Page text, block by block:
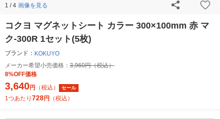
1 / 4 画像を見る
コクヨ マグネットシート カラー 300×100mm 赤 マ
ク-300R 1セット(5枚)
ブランド： KOKUYO
メーカー希望小売価格： 3,960円（税込）
8%OFF価格
3,640円 （税込） セール
1つあたり 728円 （税込）